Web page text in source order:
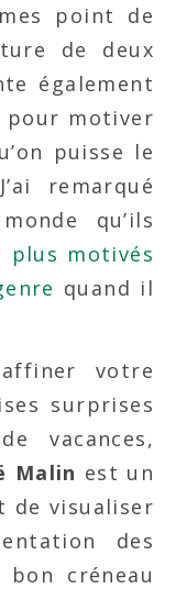
point de
de deux
également
pour motiver
puisse le
remarqué
qu’ils
plus motivés
quand il
votre
surprises
vacances,
Malin est un
de visualiser
des
créneau